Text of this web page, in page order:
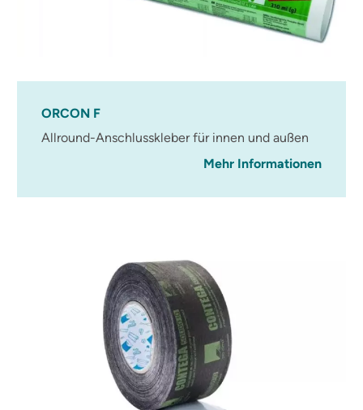
ORCON F
Allround-Anschlusskleber für innen und außen
Mehr Informationen